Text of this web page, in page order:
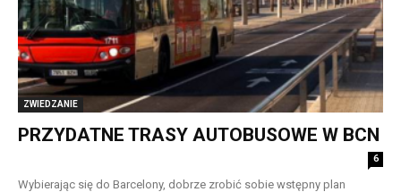
ZWIEDZANIE
PRZYDATNE TRASY AUTOBUSOWE W BCN
6
Wybierając się do Barcelony, dobrze zrobić sobie wstępny plan